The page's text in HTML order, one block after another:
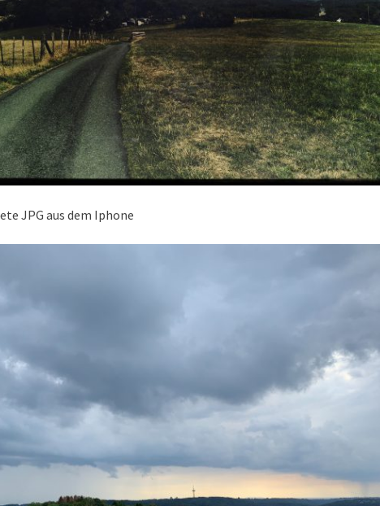
JPG aus dem Iphone